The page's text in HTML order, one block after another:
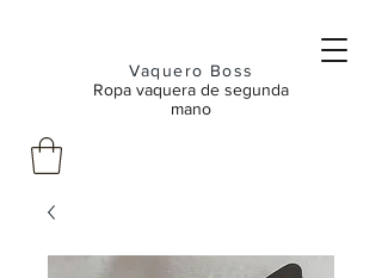
Vaquero Boss
Ropa vaquera de segunda
mano